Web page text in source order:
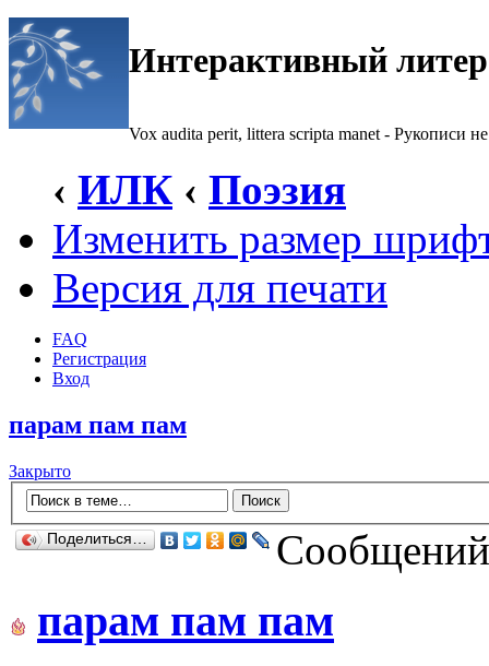
Интерактивный
Vox audita perit, littera scripta manet - Рукописи не
‹ ИЛК ‹ Поэзия
Изменить размер
Версия для печати
FAQ
Регистрация
Вход
парам пам пам
Закрыто
Поделиться…
парам пам пам